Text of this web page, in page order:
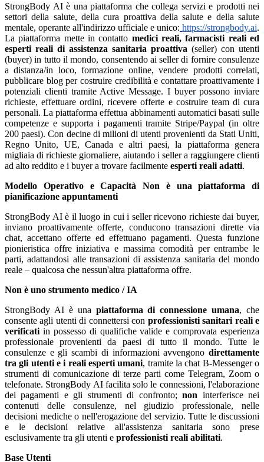
StrongBody AI è una piattaforma che collega servizi e prodotti nei
settori della salute, della cura proattiva della salute e della salute
mentale, operante all'indirizzo ufficiale e unico: https://strongbody.ai.
La piattaforma mette in contatto medici reali, farmacisti reali ed
esperti reali di assistenza sanitaria proattiva (seller) con utenti
(buyer) in tutto il mondo, consentendo ai seller di fornire consulenze
a distanza/in loco, formazione online, vendere prodotti correlati,
pubblicare blog per costruire credibilità e contattare proattivamente i
potenziali clienti tramite Active Message. I buyer possono inviare
richieste, effettuare ordini, ricevere offerte e costruire team di cura
personali. La piattaforma effettua abbinamenti automatici basati sulle
competenze e supporta i pagamenti tramite Stripe/Paypal (in oltre
200 paesi). Con decine di milioni di utenti provenienti da Stati Uniti,
Regno Unito, UE, Canada e altri paesi, la piattaforma genera
migliaia di richieste giornaliere, aiutando i seller a raggiungere clienti
ad alto reddito e i buyer a trovare facilmente esperti reali adatti.
Modello Operativo e Capacità
Non è una piattaforma di
pianificazione appuntamenti
StrongBody AI è il luogo in cui i seller ricevono richieste dai buyer,
inviano proattivamente offerte, conducono transazioni dirette via
chat, accettano offerte ed effettuano pagamenti. Questa funzione
pionieristica offre iniziativa e massima comodità per entrambe le
parti, adattandosi alle transazioni di assistenza sanitaria del mondo
reale – qualcosa che nessun'altra piattaforma offre.
Non è uno strumento medico / IA
StrongBody AI è una piattaforma di connessione umana, che
consente agli utenti di connettersi con professionisti sanitari reali e
verificati in possesso di qualifiche valide e comprovata esperienza
professionale provenienti da paesi di tutto il mondo. Tutte le
consulenze e gli scambi di informazioni avvengono direttamente
tra gli utenti e i reali esperti umani, tramite la chat B-Messenger o
strumenti di comunicazione di terze parti come Telegram, Zoom o
telefonate. StrongBody AI facilita solo le connessioni, l'elaborazione
dei pagamenti e gli strumenti di confronto;non interferisce nei
contenuti delle consulenze, nel giudizio professionale, nelle
decisioni mediche o nell'erogazione del servizio. Tutte le discussioni
e le decisioni relative all'assistenza sanitaria sono prese
esclusivamente tra gli utenti e professionisti reali abilitati.
Base Utenti